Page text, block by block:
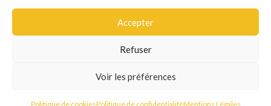
Accepter
Refuser
Voir les préférences
Politique de cookiesPolitique de confidentialitéMentions Légales
Site créé par l'agence de communication OCTAVE
Mentions Légales Politique de confidentialité
Politique de cookies